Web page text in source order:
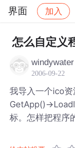
界面 加入
社区 界面
怎么自定义
windywater
2006-09-22
我导入一个ico
GetApp()-
标。怎样把程序